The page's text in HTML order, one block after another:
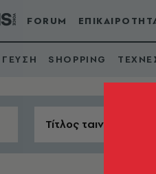
FORUM
ΓΕΥΣΗ SHOPPING
Τίτλος ταινίας